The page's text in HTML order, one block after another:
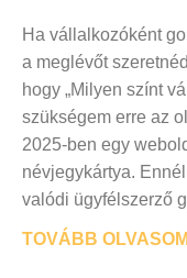
Ha vállalkozóként
a meglévőt
hogy „Milyen színt
szükségem erre az
2025-ben egy
névjegykártya.
valódi ügyfélszerző
TOVÁBB